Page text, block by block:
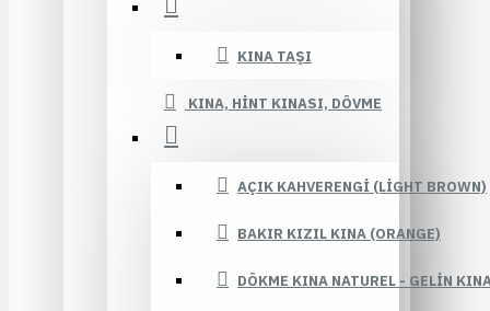
KINA TAŞI
KINA, HINT KINASI, DÖVME
AÇIK KAHVERENGI (LIGHT BROWN)
BAKIR KIZIL KINA (ORANGE)
DÖKME KINA NATUREL - GELIN